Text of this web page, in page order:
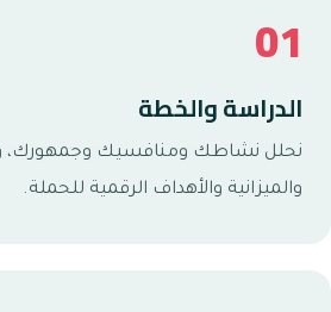
01
الدراسة والخطة
نحلل نشاطك ومنافسيك وجمهورك،
والميزانية والأهداف الرقمية للحملة.